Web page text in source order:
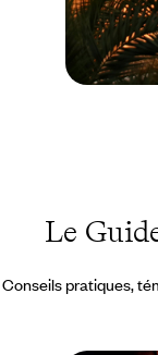
Le
Conseils pratiques,